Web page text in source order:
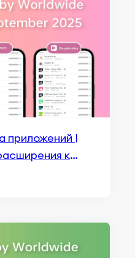
приложений |
к